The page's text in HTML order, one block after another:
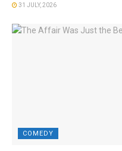
31 JULY, 2026
COMEDY